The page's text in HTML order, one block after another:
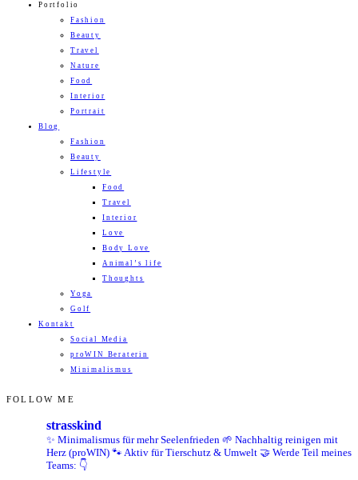
Portfolio
Fashion
Beauty
Travel
Nature
Food
Interior
Portrait
Blog
Fashion
Beauty
Lifestyle
Food
Travel
Interior
Love
Body Love
Animal’s life
Thoughts
Yoga
Golf
Kontakt
Social Media
proWIN Beraterin
Minimalismus
FOLLOW ME
strasskind
✨ Minimalismus für mehr Seelenfrieden 🌱 Nachhaltig reinigen mit
Herz (proWIN) 🐾 Aktiv für Tierschutz & Umwelt 🤝 Werde Teil meines
Teams: 👇